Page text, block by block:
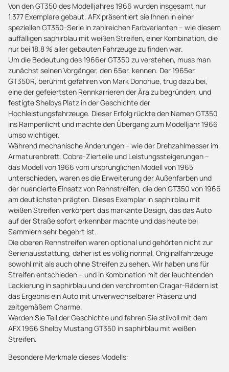
Von den GT350 des Modelljahres 1966 wurden insgesamt nur
1.377 Exemplare gebaut. AFX präsentiert sie Ihnen in einer
speziellen GT350-Serie in zahlreichen Farbvarianten – wie diesem
auffälligen saphirblau mit weißen Streifen, einer Kombination, die
nur bei 18,8 % aller gebauten Fahrzeuge zu finden war.
Um die Bedeutung des 1966er GT350 zu verstehen, muss man
zunächst seinen Vorgänger, den 65er, kennen. Der 1965er
GT350R, berühmt gefahren von Mark Donohue, trug dazu bei,
eine der gefeiertsten Rennkarrieren der Ära zu begründen, und
festigte Shelbys Platz in der Geschichte der
Hochleistungsfahrzeuge. Dieser Erfolg rückte den Namen GT350
ins Rampenlicht und machte den Übergang zum Modelljahr 1966
umso wichtiger.
Während mechanische Änderungen – wie der Drehzahlmesser im
Armaturenbrett, Cobra-Zierteile und Leistungssteigerungen –
das Modell von 1966 vom ursprünglichen Modell von 1965
unterschieden, waren es die Erweiterung der Außenfarben und
der nuancierte Einsatz von Rennstreifen, die den GT350 von 1966
am deutlichsten prägten. Dieses Exemplar in saphirblau mit
weißen Streifen verkörpert das markante Design, das das Auto
auf der Straße sofort erkennbar machte und das heute bei
Sammlern sehr begehrt ist.
Die oberen Rennstreifen waren optional und gehörten nicht zur
Serienausstattung, daher ist es völlig normal, Originalfahrzeuge
sowohl mit als auch ohne Streifen zu sehen. Wir haben uns für
Streifen entschieden – und in Kombination mit der leuchtenden
Lackierung in saphirblau und den verchromten Cragar-Rädern ist
das Ergebnis ein Auto mit unverwechselbarer Präsenz und
zeitgemäßem Charme.
Werden Sie Teil der Geschichte und fahren Sie stilvoll mit dem
AFX 1966 Shelby Mustang GT350 in saphirblau mit weißen
Streifen.
Besondere Merkmale dieses Modells: